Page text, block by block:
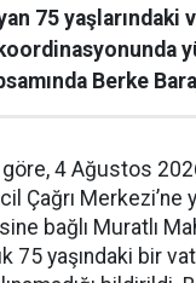
75 yaşlarındaki
Berke
göre, 4 Ağustos
Çağrı Merkezi’ne
bağlı Muratlı
75 yaşındaki bir